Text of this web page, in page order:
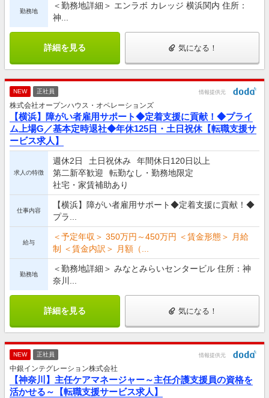
勤務地
＜勤務地詳細＞ エンラボ カレッジ 横浜関内 住所：
神...
詳細を見る 気になる！
NEW 正社員 情報提供元
株式会社オープンハウス・オペレーションズ
【横浜】障がい者雇用サポート◆定着支援に貢献！◆プライ
ム上場G／基本定時退社◆年休125日・土日祝休【転職支援サ
ービス求人】
求人の特徴
週休2日 土日祝休み
年間休日120日以上
第二新卒歓迎
転勤なし・勤務地限定
社宅・家賃補助あり
仕事内容
【横浜】障がい者雇用サポート◆定着支援に貢献！◆
プラ...
給与
＜予定年収＞ 350万円～450万円 ＜賃金形態＞ 月給
制 ＜賃金内訳＞ 月額（...
勤務地
＜勤務地詳細＞ みなとみらいセンタービル 住所：神
奈川...
詳細を見る 気になる！
NEW 正社員 情報提供元
中銀インテグレーション株式会社
【神奈川】主任ケアマネージャー～主任介護支援員の資格を
活かせる～【転職支援サービス求人】